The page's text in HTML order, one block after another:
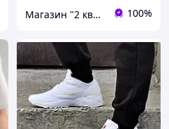
Магазин "2 квартал" 100%